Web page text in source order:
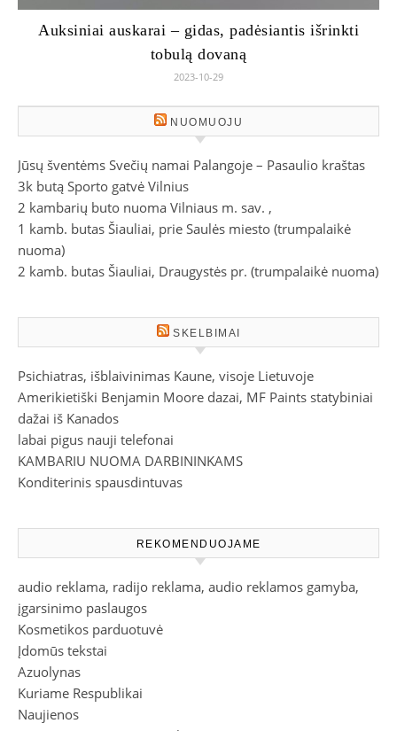
Auksiniai auskarai – gidas, padėsiantis išrinkti
tobulą dovaną
2023-10-29
NUOMUOJU
Jūsų šventėms Svečių namai Palangoje – Pasaulio kraštas
3k butą Sporto gatvė Vilnius
2 kambarių buto nuoma Vilniaus m. sav. ,
1 kamb. butas Šiauliai, prie Saulės miesto (trumpalaikė
nuoma)
2 kamb. butas Šiauliai, Draugystės pr. (trumpalaikė nuoma)
SKELBIMAI
Psichiatras, išblaivinimas Kaune, visoje Lietuvoje
Amerikietiški Benjamin Moore dazai, MF Paints statybiniai
dažai iš Kanados
labai pigus nauji telefonai
KAMBARIU NUOMA DARBININKAMS
Konditerinis spausdintuvas
REKOMENDUOJAME
audio reklama, radijo reklama, audio reklamos gamyba,
įgarsinimo paslaugos
Kosmetikos parduotuvė
Įdomūs tekstai
Azuolynas
Kuriame Respublikai
Naujienos